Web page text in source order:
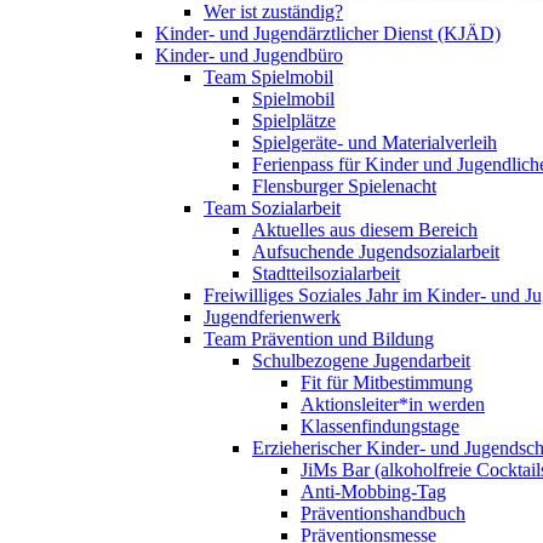
Wer ist zuständig?
Kinder- und Jugendärztlicher Dienst (KJÄD)
Kinder- und Jugendbüro
Team Spielmobil
Spielmobil
Spielplätze
Spielgeräte- und Materialverleih
Ferienpass für Kinder und
Flensburger Spielenacht
Team Sozialarbeit
Aktuelles aus diesem Bereich
Aufsuchende Jugendsozialarbeit
Stadtteilsozialarbeit
Freiwilliges Soziales Jahr im Kinder- und
Jugendferienwerk
Team Prävention und Bildung
Schulbezogene Jugendarbeit
Fit für Mitbestimmung
Aktionsleiter*in werden
Klassenfindungstage
Erzieherischer Kinder- und
JiMs Bar (alkoholfreie
Anti-Mobbing-Tag
Präventionshandbuch
Präventionsmesse